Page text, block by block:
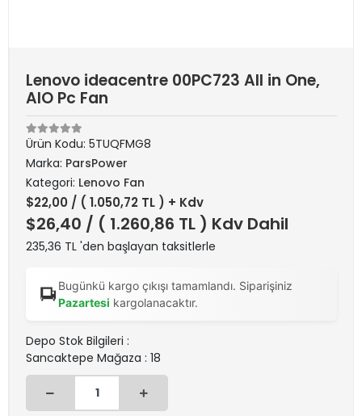
Lenovo ideacentre 00PC723 All in One,
AIO Pc Fan
Ürün Kodu: 5TUQFMG8
Marka: ParsPower
Kategori: Lenovo Fan
$22,00 / ( 1.050,72 TL ) + Kdv
$26,40 / ( 1.260,86 TL ) Kdv Dahil
235,36 TL 'den başlayan taksitlerle
Bugünkü kargo çıkışı tamamlandı. Siparişiniz
Pazartesi kargolanacaktır.
Depo Stok Bilgileri :
Sancaktepe Mağaza : 18